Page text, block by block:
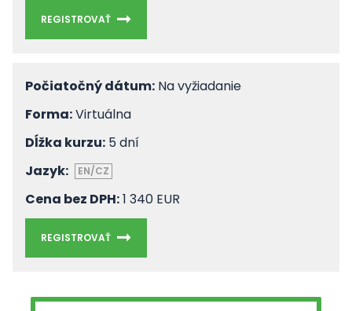
REGISTROVAŤ
Počiatočný dátum: Na vyžiadanie
Forma:Virtuálna
Dĺžka kurzu: 5 dní
Jazyk:
EN/CZ
Cena bez DPH:1 340 EUR
REGISTROVAŤ